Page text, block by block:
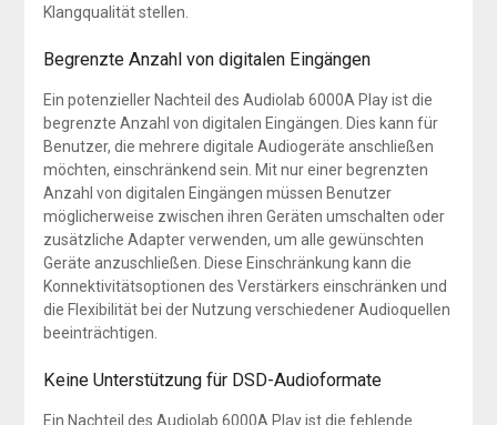
Klangqualität stellen.
Begrenzte Anzahl von digitalen Eingängen
Ein potenzieller Nachteil des Audiolab 6000A Play ist die
begrenzte Anzahl von digitalen Eingängen. Dies kann für
Benutzer, die mehrere digitale Audiogeräte anschließen
möchten, einschränkend sein. Mit nur einer begrenzten
Anzahl von digitalen Eingängen müssen Benutzer
möglicherweise zwischen ihren Geräten umschalten oder
zusätzliche Adapter verwenden, um alle gewünschten
Geräte anzuschließen. Diese Einschränkung kann die
Konnektivitätsoptionen des Verstärkers einschränken und
die Flexibilität bei der Nutzung verschiedener Audioquellen
beeinträchtigen.
Keine Unterstützung für DSD-Audioformate
Ein Nachteil des Audiolab 6000A Play ist die fehlende